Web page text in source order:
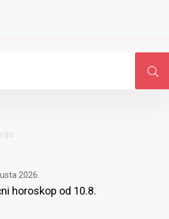
2026.
horoskop od 10.8.